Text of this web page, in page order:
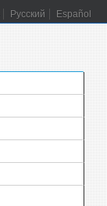
Русский Español